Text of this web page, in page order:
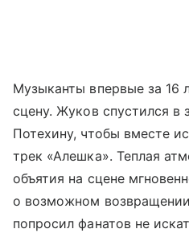
Музыканты впервые за 16
сцену. Жуков спустился в
Потехину, чтобы вместе
трек «Алешка». Теплая
объятия на сцене
о возможном
попросил фанатов не